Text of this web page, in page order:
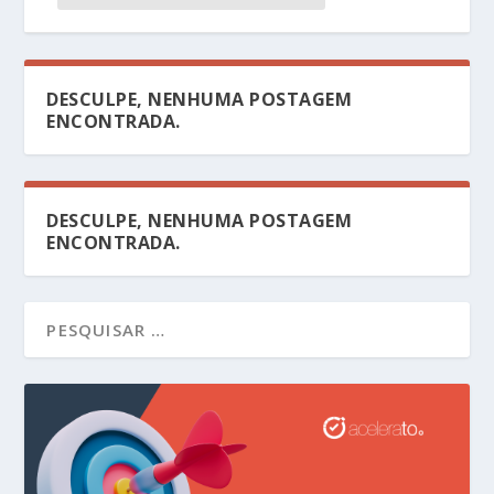
DESCULPE, NENHUMA POSTAGEM
ENCONTRADA.
DESCULPE, NENHUMA POSTAGEM
ENCONTRADA.